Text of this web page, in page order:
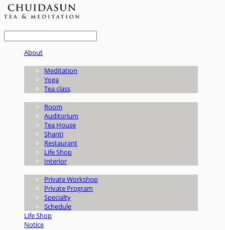
About
Meditation
Yoga
Tea class
Room
Auditorium
Tea House
Shanti
Restaurant
Life Shop
Interior
Private Workshop
Private Program
Specialty
Schedule
Life Shop
Notice